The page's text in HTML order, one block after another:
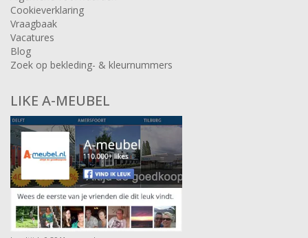
Cookieverklaring
Vraagbaak
Vacatures
Blog
Zoek op bekleding- & kleurnummers
LIKE A-MEUBEL